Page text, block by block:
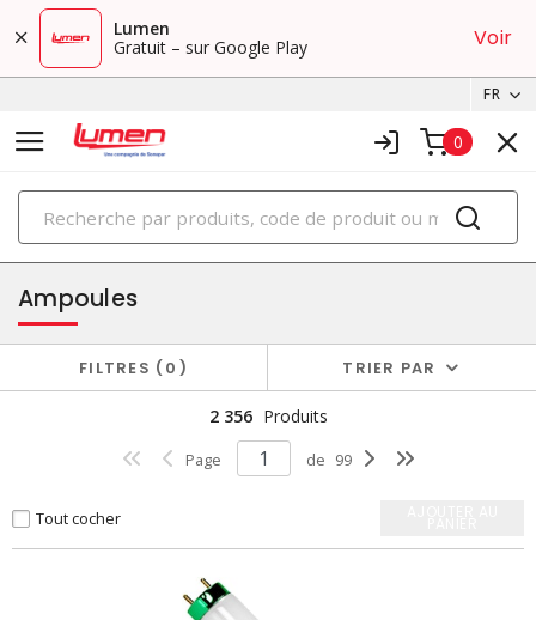
Lumen
Gratuit – sur Google Play
Voir
FR
0
PRODUITS
éclairage
Ampoules
FILTRES 0 TRIER PAR
2 356 Produits
Page de 99
Tout cocher